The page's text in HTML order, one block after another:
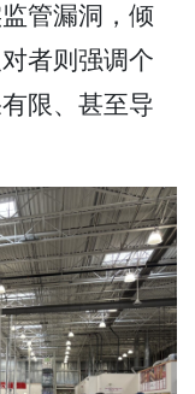
管漏洞，倾
者则强调个
限、甚至导